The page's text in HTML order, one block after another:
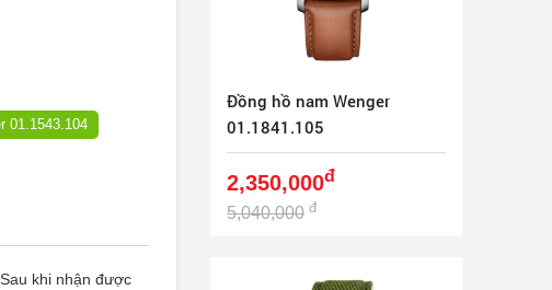
01.1543.104
khi nhận được
Đồng hồ nam Wenger
01.1841.105
2,350,000đ
5,040,000 đ